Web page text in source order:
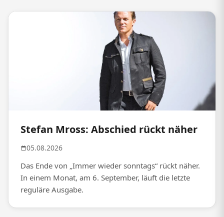
Stefan Mross: Abschied rückt näher
05.08.2026
Das Ende von „Immer wieder sonntags“ rückt näher.
In einem Monat, am 6. September, läuft die letzte
reguläre Ausgabe.